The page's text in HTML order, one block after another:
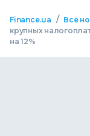
Finance.ua / Все
крупных
на 12%